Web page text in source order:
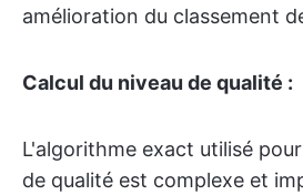
amélioration du classement
Calcul du niveau de qualité :
L'algorithme exact utilisé
de qualité est complexe et